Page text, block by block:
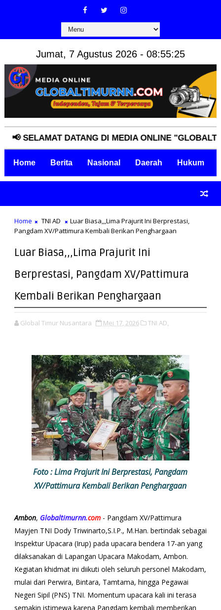
Jumat, 7 Agustus 2026 - 08:55:26
DATANG DI MEDIA ONLINE
Home Berita Nasional Daerah Hukum
Home TNI AD
Luar Biasa,,,Lima Prajurit Ini Berprestasi,
Pangdam XV/Pattimura Kembali Berikan Penghargaan
Luar Biasa,,,Lima Prajurit Ini
Berprestasi, Pangdam XV/Pattimura
Kembali Berikan Penghargaan
Global Timur Nusantara Mei 17, 2026 TNI AD,
Foto : Lima Prajurit Ini Berprestasi, Pangdam
XV/Pattimura Kembali Berikan Penghargaan
Ambon, Globaltimurnn.com- Pangdam XV/Pattimura
Mayjen TNI Dody Triwinarto,S.I.P., M.Han. bertindak sebagai
Inspektur Upacara (Irup) pada upacara bendera 17-an yang
dilaksanakan di Lapangan Upacara Makodam, Ambon.
Kegiatan khidmat ini diikuti oleh seluruh personel Makodam,
mulai dari Perwira, Bintara, Tamtama, hingga Pegawai
Negeri Sipil (PNS) TNI. Momentum upacara kali ini terasa
semakin istimewa karena Pangdam kembali memberikan